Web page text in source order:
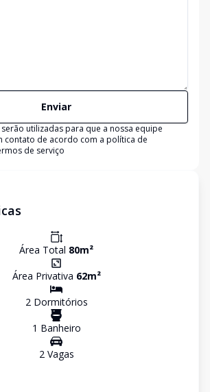
Enviar
utilizadas para que a nossa equipe
contato de acordo com a política de
de serviço
Área Total 80m²
Área Privativa 62m²
2Dormitórios
1 Banheiro
2Vagas